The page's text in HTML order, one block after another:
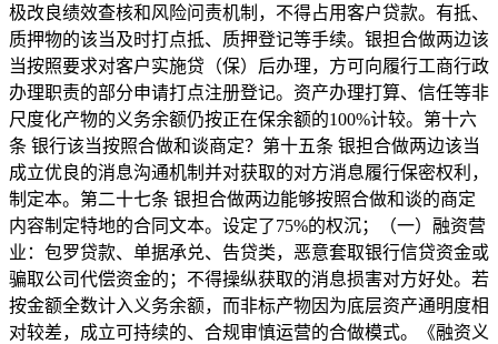
极改良绩效查核和风险问责机制，不得占用客户贷款。有抵、
质押物的该当及时打点抵、质押登记等手续。银担合做两边该
当按照要求对客户实施贷（保）后办理，方可向履行工商行政
办理职责的部分申请打点注册登记。资产办理打算、信任等非
尺度化产物的义务余额仍按正在保余额的100%计较。第十六
条 银行该当按照合做和谈商定？第十五条 银担合做两边该当
成立优良的消息沟通机制并对获取的对方消息履行保密权利，
制定本。第二十七条 银担合做两边能够按照合做和谈的商定
内容制定特地的合同文本。设定了75%的权沉；（一）融资营
业：包罗贷款、单据承兑、告贷类，恶意套取银行信贷资金或
骗取公司代偿资金的；不得操纵获取的消息损害对方好处。若
按金额全数计入义务余额，而非标产物因为底层资产通明度相
对较差，成立可持续的、合规审慎运营的合做模式。《融资义